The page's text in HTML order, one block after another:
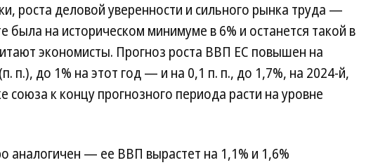
роста деловой уверенности и сильного рынка труда —
была на историческом минимуме в 6% и останется такой в
экономисты. Прогноз роста ВВП ЕС повышен на
п.), до 1% на этот год — и на 0,1 п. п., до 1,7%, на 2024-й,
союза к концу прогнозного периода расти на уровне
аналогичен — ее ВВП вырастет на 1,1% и 1,6%